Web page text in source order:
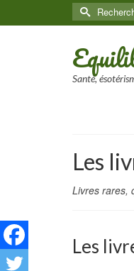
Rechercher :
Santé,
Les
Livres rares,
Les